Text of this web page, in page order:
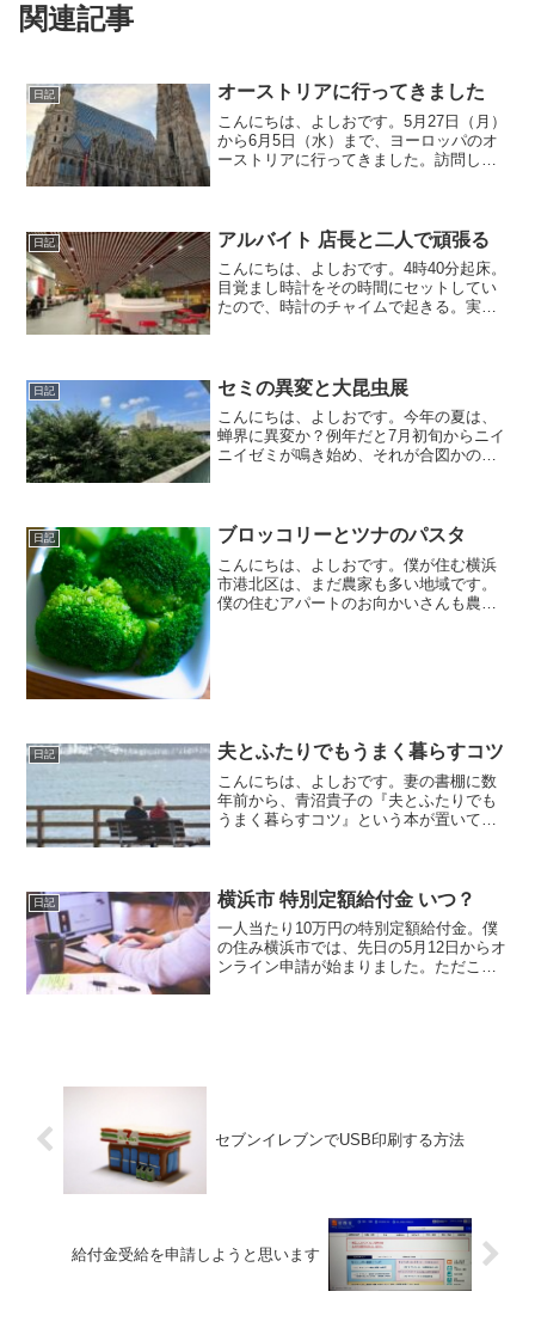
関連記事
日記 オーストリアに行ってきました
こんにちは、よしおです。5月27日（月）
から6月5日（水）まで、ヨーロッパのオ
ーストリアに行ってきました。訪問した
す。今後しばらく...
日記 アルバイト 店長と二人で頑張る
こんにちは、よしおです。4時40分起床。
目覚まし時計をその時間にセットしてい
たので、時計のチャイムで起きる。実
トイレに行きたく起きてし...
日記 セミの異変と大昆虫展
こんにちは、よしおです。今年の夏は、
蝉界に異変か？例年だと7月初旬からニイ
ニイゼミが鳴き始め、それが合図かのよ
と大合唱になるのです...
日記 ブロッコリーとツナのパスタ
こんにちは、よしおです。僕が住む横浜
市港北区は、まだ農家も多い地域です。
僕の住むアパートのお向かいさんも農家
日記 夫とふたりでもうまく暮らすコツ
こんにちは、よしおです。妻の書棚に数
年前から、青沼貴子の『夫とふたりでも
うまく暮らすコツ』という本が置いてあ
のかと思っています。いや...
日記 横浜市 特別定額給付金 いつ？
一人当たり10万円の特別定額給付金。僕
の住み横浜市では、先日の5月12日からオ
ンライン申請が始まりました。ただこれ
セブンイレブンでUSB印刷する方法
給付金受給を申請しようと思います